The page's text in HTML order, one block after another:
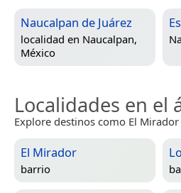
Naucalpan de Juárez
localidad en Naucalpan,
México
Localidades en el
Explore destinos como El
El Mirador
barrio